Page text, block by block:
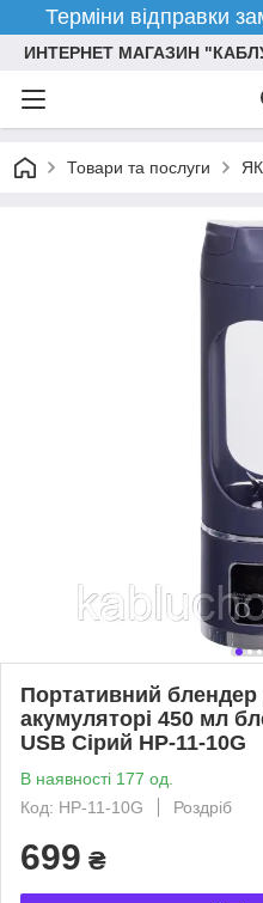
Терміни відправки
ИНТЕРНЕТ МАГАЗИН
Товари та послуги
Портативний блендер
акумуляторі 450 мл
USB Сірий HP-11-10G
В наявності 177 од.
Код: HP-11-10G
Роздріб
699 ₴